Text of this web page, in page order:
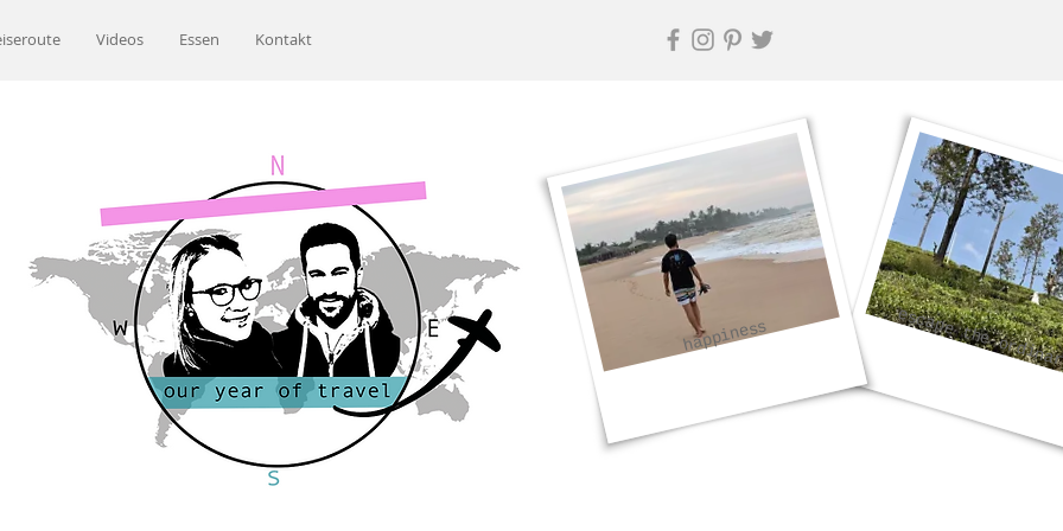
Videos Essen Kontakt
escape the
happiness